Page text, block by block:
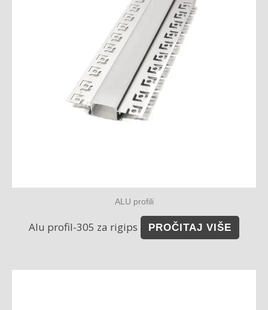
ALU profili
Alu profil-305 za rigips PROČITAJ VIŠE